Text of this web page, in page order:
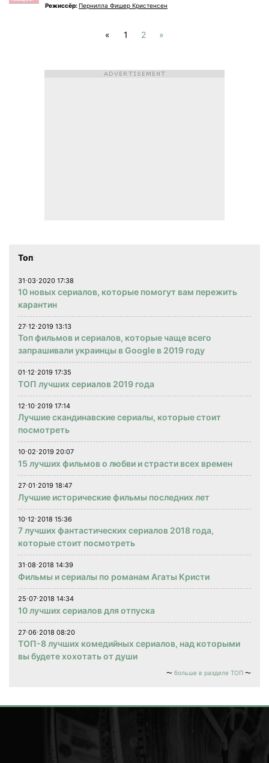
Режиссёр:Пернилла Фишер Кристенсен
« 1 2 »
Топ
31⋅03⋅2020 17:38
10 новых сериалов, которые помогут вам пережить
карантин
27⋅12⋅2019 13:13
Топ фильмов и сериалов, которые чаще всего
запрашивали украинцы в Google в 2019 году
01⋅12⋅2019 17:35
ТОП лучших сериалов 2019 года
12⋅10⋅2019 17:14
Лучшие скандинавские сериалы, которые стоит
посмотреть
10⋅02⋅2019 20:07
15 лучших фильмов о любви и страсти всех времен
27⋅01⋅2019 18:47
Лучшие исторические фильмы последних лет
10⋅12⋅2018 15:36
7 лучших фантастических сериалов 2018 года,
которые стоит посмотреть
31⋅08⋅2018 14:39
Фильмы и сериалы по романам Агаты Кристи
25⋅07⋅2018 14:34
10 лучших сериалов для отпуска
27⋅06⋅2018 08:20
ТОП-8 лучших комедийных сериалов, над которыми
вы будете хохотать от души
больше в разделе ТОП